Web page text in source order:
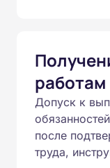
работам
Допуск к
после
труда,